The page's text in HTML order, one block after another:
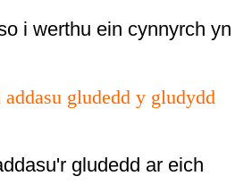
i werthu ein cynnyrch yn
gludedd y gludydd
gludedd ar eich